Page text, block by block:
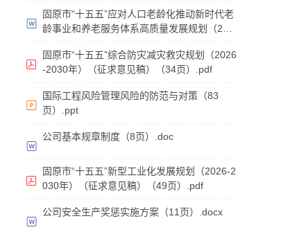
固原市“十五五”应对人口老龄化推动新时代老
龄事业和养老服务体系高质量发展规划（202
固原市“十五五”综合防灾减灾救灾规划（2026
-2030年）（征求意见稿）（34页）.pdf
国际工程风险管理风险的防范与对策（83
页）.ppt
公司基本规章制度（8页）.doc
固原市“十五五”新型工业化发展规划（2026-2
030年）（征求意见稿）（49页）.pdf
公司安全生产奖惩实施方案（11页）.docx